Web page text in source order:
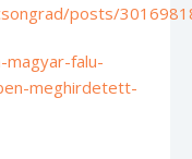
posts/
falu-
meghirdetett-